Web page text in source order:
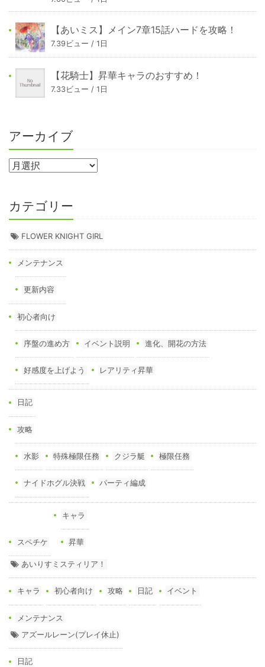
【あいミス】メイン7章15話ハードを攻略！
7.39ビュー / 1日
【花騎士】昇華キャラのおすすめ！
7.33ビュー / 1日
アーカイブ
カテゴリー
FLOWER KNIGHT GIRL
メンテナンス
更新内容
初心者向け
序盤の進め方 イベント説明 進化、開花の方法
好感度を上げよう レアリティ昇華
日記
攻略
水影 特殊極限任務 クジラ艇 極限任務
ナイドホグル決戦 パーティ編成
スペチケ
キャラ
昇華
あいりすミスティリア！
キャラ 初心者向け 攻略 日記 イベント
メンテナンス
アズールレーン(プレイ休止)
日記